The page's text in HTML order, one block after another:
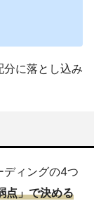
に落とし込み
ディングの4つ
点」で決める